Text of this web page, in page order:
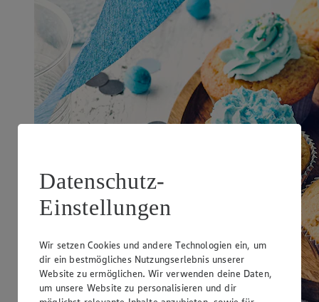
Datenschutz-
Einstellungen
Wir setzen Cookies und andere Technologien ein, um
dir ein bestmögliches Nutzungserlebnis unserer
Website zu ermöglichen. Wir verwenden deine Daten,
um unsere Website zu personalisieren und dir